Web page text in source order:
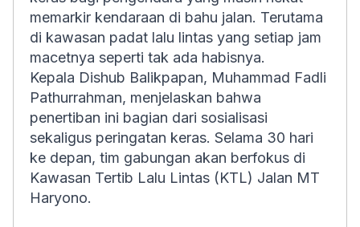
memarkir kendaraan di bahu jalan. Terutama
di kawasan padat lalu lintas yang setiap jam
macetnya seperti tak ada habisnya.
Kepala Dishub Balikpapan, Muhammad Fadli
Pathurrahman, menjelaskan bahwa
penertiban ini bagian dari sosialisasi
sekaligus peringatan keras. Selama 30 hari
ke depan, tim gabungan akan berfokus di
Kawasan Tertib Lalu Lintas (KTL) Jalan MT
Haryono.